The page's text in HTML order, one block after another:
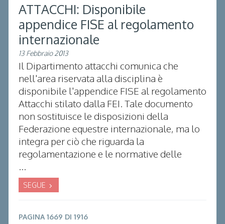
ATTACCHI: Disponibile
appendice FISE al regolamento
internazionale
13 Febbraio 2013
Il Dipartimento attacchi comunica che
nell'area riservata alla disciplina è
disponibile l'appendice FISE al regolamento
Attacchi stilato dalla FEI. Tale documento
non sostituisce le disposizioni della
Federazione equestre internazionale, ma lo
integra per ciò che riguarda la
regolamentazione e le normative delle
...
SEGUE
PAGINA 1669 DI 1916